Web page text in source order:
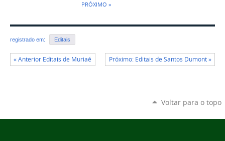
PRÓXIMO »
registrado em: Editais
« Anterior Editais de Muriaé Próximo: Editais de Santos Dumont »
Voltar para o topo